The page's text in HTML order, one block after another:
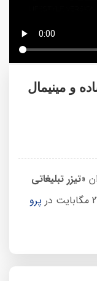
و مینیمال
«تیزر تبلیغاتی
پرو